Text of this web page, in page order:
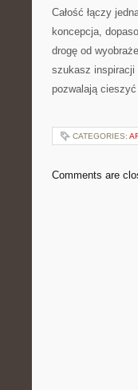
Całość łączy
koncepcja,
drogę od
szukasz inspiracji
pozwalają
CATEGORIES:
Comments are